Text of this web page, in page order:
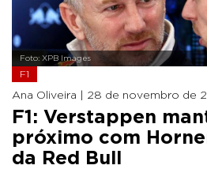
Foto: XPB Images
F1
Ana Oliveira | 28 de novembro de
F1: Verstappen
próximo com
da Red Bull